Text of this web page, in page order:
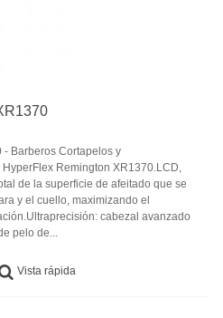
Barberos Cortapelos y
Remington XR1370.LCD,
de la superficie de afeitado que se
y el cuello, maximizando el
cabezal avanzado
pelo de...
Vista rápida